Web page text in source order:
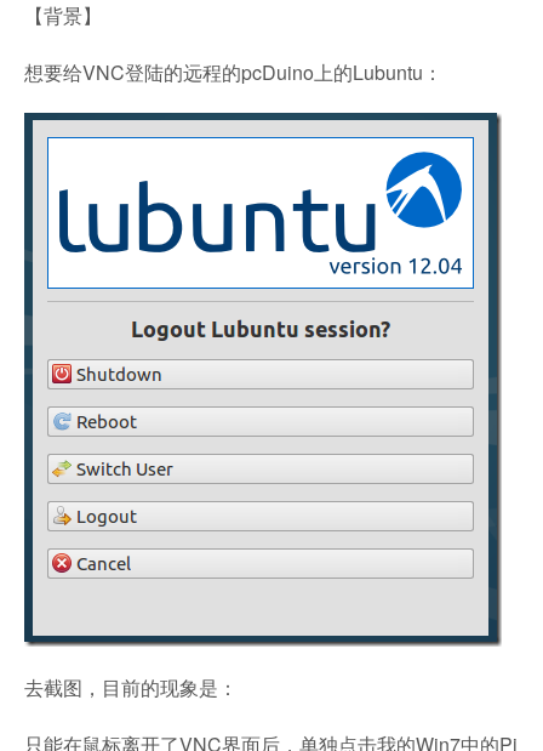
【背景】
想要给VNC登陆的远程的pcDuino上的Lubuntu：
去截图，目前的现象是：
只能在鼠标离开了VNC界面后，单独点击我的Win7中的Pi